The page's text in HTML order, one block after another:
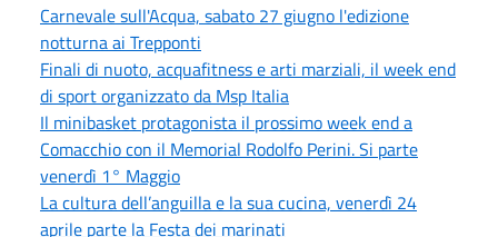
Carnevale sull'Acqua, sabato 27 giugno l'edizione
notturna ai Trepponti
Finali di nuoto, acquafitness e arti marziali, il week end
di sport organizzato da Msp Italia
Il minibasket protagonista il prossimo week end a
Comacchio con il Memorial Rodolfo Perini. Si parte
venerdì 1° Maggio
La cultura dell’anguilla e la sua cucina, venerdì 24
aprile parte la Festa dei marinati